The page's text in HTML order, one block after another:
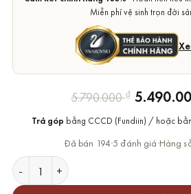
Miễn phí vệ sinh trọn đời
5.790.000₫ Giá
gốc
là:
Giá
hiện
tại
là:
Trả góp bằng CCCD (Fundiin) / hoặc
Đã bán 194·5 đánh giá·Hàng
Dây Chuyền Swarovski Trái Tim